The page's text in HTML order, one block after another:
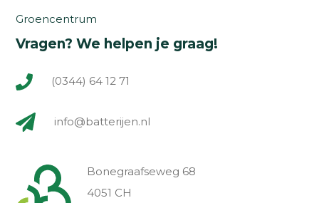
Groencentrum
Vragen? We helpen je graag!
(0344) 64 12 71
info@batterijen.nl
Bonegraafseweg 68
4051 CH